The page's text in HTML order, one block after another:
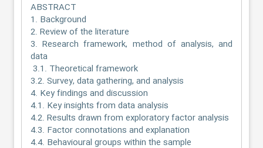
ABSTRACT
1. Background
2. Review of the literature
3. Research framework, method of analysis, and
data
3.1. Theoretical framework
3.2. Survey, data gathering, and analysis
4. Key findings and discussion
4.1. Key insights from data analysis
4.2. Results drawn from exploratory factor analysis
4.3. Factor connotations and explanation
4.4. Behavioural groups within the sample